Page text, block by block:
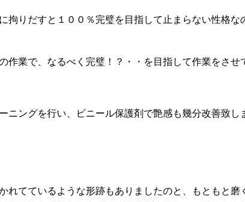
拘りだすと１００％完璧を目指して止まらない性格な
作業で、なるべく完璧！？・・を目指して作業をさせ
ニングを行い、ビニール保護剤で艶感も幾分改善致し
れてているような形跡もありましたのと、もともと磨